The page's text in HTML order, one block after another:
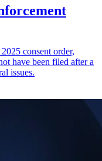
consent order,
have been filed after a
issues.